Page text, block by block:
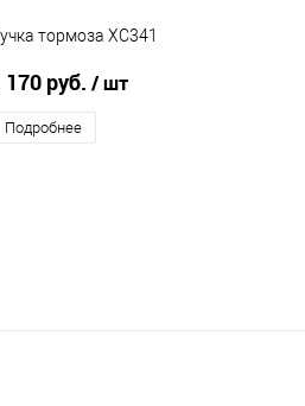
тормоза XC341
170 руб. / шт
Подробнее